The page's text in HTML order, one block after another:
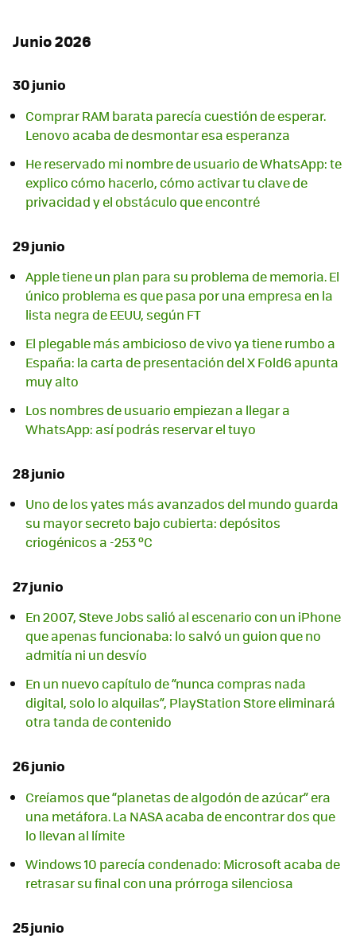
Junio 2026
30 junio
Comprar RAM barata parecía cuestión de esperar.
Lenovo acaba de desmontar esa esperanza
He reservado mi nombre de usuario de WhatsApp: te
explico cómo hacerlo, cómo activar tu clave de
privacidad y el obstáculo que encontré
29 junio
Apple tiene un plan para su problema de memoria. El
único problema es que pasa por una empresa en la
lista negra de EEUU, según FT
El plegable más ambicioso de vivo ya tiene rumbo a
España: la carta de presentación del X Fold6 apunta
muy alto
Los nombres de usuario empiezan a llegar a
WhatsApp: así podrás reservar el tuyo
28 junio
Uno de los yates más avanzados del mundo guarda
su mayor secreto bajo cubierta: depósitos
criogénicos a -253 ºC
27 junio
En 2007, Steve Jobs salió al escenario con un iPhone
que apenas funcionaba: lo salvó un guion que no
admitía ni un desvío
En un nuevo capítulo de “nunca compras nada
digital, solo lo alquilas”, PlayStation Store eliminará
otra tanda de contenido
26 junio
Creíamos que “planetas de algodón de azúcar” era
una metáfora. La NASA acaba de encontrar dos que
lo llevan al límite
Windows 10 parecía condenado: Microsoft acaba de
retrasar su final con una prórroga silenciosa
25 junio